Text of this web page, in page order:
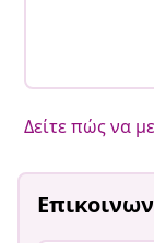
Δείτε πώς να